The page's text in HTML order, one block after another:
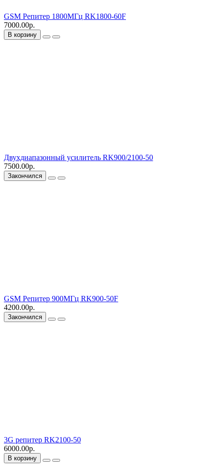
GSM Репитер 1800МГц RK1800-60F
7000.00р.
В корзину
Двухдиапазонный усилитель RK900/2100-50
7500.00р.
Закончился
GSM Репитер 900МГц RK900-50F
4200.00р.
Закончился
3G репитер RK2100-50
6000.00р.
В корзину